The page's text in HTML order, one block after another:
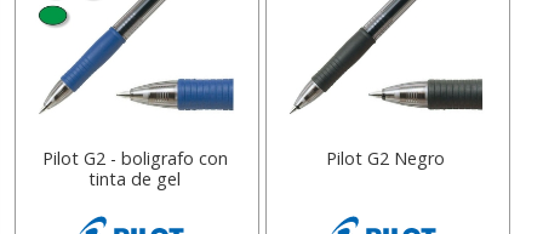
Pilot G2 - boligrafo con
tinta de gel
Pilot G2 Negro